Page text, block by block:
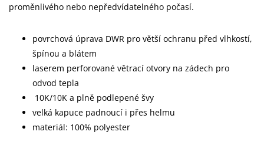
proměnlivého nebo nepředvídatelného počasí.
povrchová úprava DWR pro větší ochranu před vlhkostí,
špínou a blátem
laserem perforované větrací otvory na zádech pro
odvod tepla
10K/10K a plně podlepené švy
velká kapuce padnoucí i přes helmu
materiál: 100% polyester